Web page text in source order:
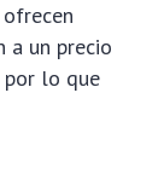
a un precio
por lo que